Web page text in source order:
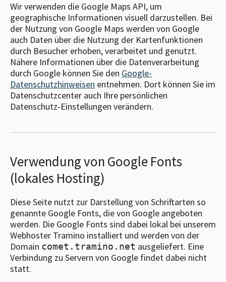
Wir verwenden die Google Maps API, um
geographische Informationen visuell darzustellen. Bei
der Nutzung von Google Maps werden von Google
auch Daten über die Nutzung der Kartenfunktionen
durch Besucher erhoben, verarbeitet und genutzt.
Nähere Informationen über die Datenverarbeitung
durch Google können Sie den Google-
Datenschutzhinweisen entnehmen. Dort können Sie im
Datenschutzcenter auch Ihre persönlichen
Datenschutz-Einstellungen verändern.
Verwendung von Google Fonts
(lokales Hosting)
Diese Seite nutzt zur Darstellung von Schriftarten so
genannte Google Fonts, die von Google angeboten
werden. Die Google Fonts sind dabei lokal bei unserem
Webhoster Tramino installiert und werden von der
Domain comet.tramino.net ausgeliefert. Eine
Verbindung zu Servern von Google findet dabei nicht
statt.